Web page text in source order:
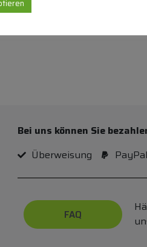
Bei uns können Sie
Überweisung
PayPal
FAQ